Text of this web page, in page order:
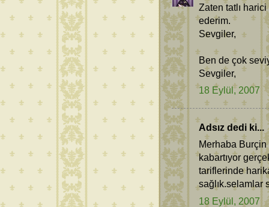
Zaten tatlı
ederim.
Sevgiler,
Ben de çok
Sevgiler,
18 Eylül, 2007
Adsız dedi ki...
Merhaba Burçin
kabartıyor
tariflerinde
sağlık.selamlar
18 Eylül, 2007